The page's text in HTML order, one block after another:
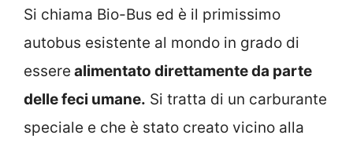
Si chiama Bio-Bus ed è il primissimo
autobus esistente al mondo in grado di
essere alimentato direttamente da parte
delle feci umane. Si tratta di un carburante
speciale e che è stato creato vicino alla